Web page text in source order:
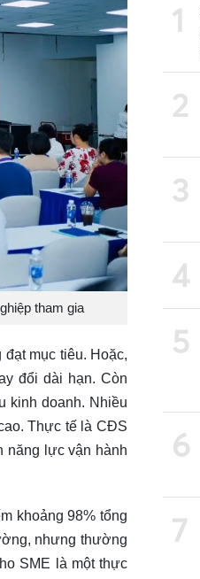
tham gia
mục tiêu. Hoặc,
đổi dài hạn. Còn
kinh doanh. Nhiều
Thực tế là CĐS
năng lực vận hành
khoảng 98% tổng
nhưng thường
SME là một thực
1
2
3
4
5
6
7